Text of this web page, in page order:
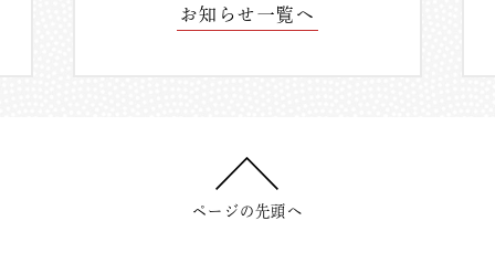
お知らせ一覧へ
ページの先頭へ